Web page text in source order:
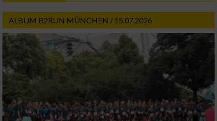
ALBUM B2RUN MÜNCHEN / 15.07.2026